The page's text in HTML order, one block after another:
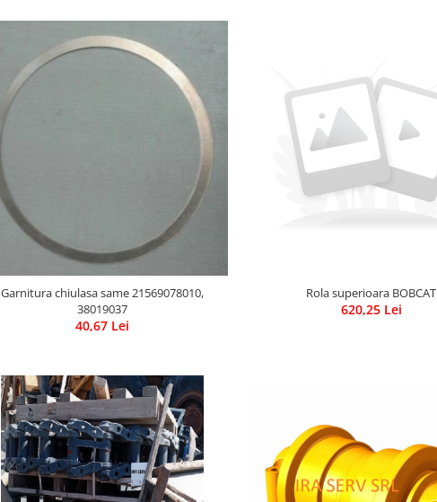
Garnitura chiulasa same 21569078010,
38019037
40,67 Lei
Rola superioara BOBCAT
620,25 Lei